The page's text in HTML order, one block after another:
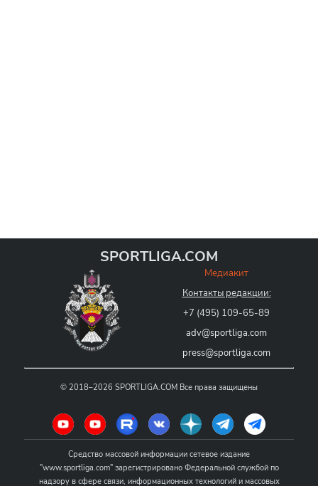
SPORTLIGA.COM
Медиакит
Контакты редакции:
+7 (495) 109-65-89
adv@sportliga.com
press@sportliga.com
© 2018–2026 SPORTLIGA.COM Все права защищены
Средство массовой информации сетевое издание
"www.sportliga.com" зарегистрировано Федеральной службой по
надзору в сфере связи, информационных технологий и массовых